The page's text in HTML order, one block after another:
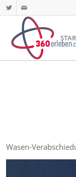
Wasen-